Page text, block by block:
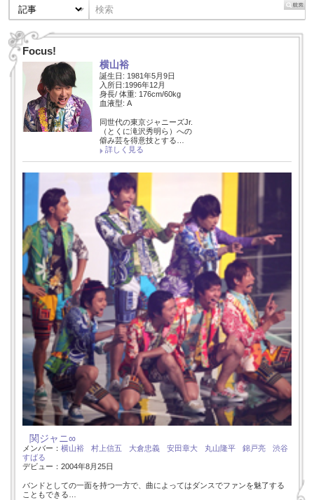
Focus!
横山裕
誕生日: 1981年5月9日
入所日:1996年12月
身長/ 体重: 176cm/60kg
血液型: A
同世代の東京ジャニーズJr.
（とくに滝沢秀明ら）への
僻み芸を得意技とする…
詳しく見る
関ジャニ∞
メンバー： 横山裕 村上信五 大倉忠義 安田章大 丸山隆平 錦戸亮
渋谷
すばる
デビュー：2004年8月25日
バンドとしての一面を持つ一方で、曲によってはダンスでファンを魅了する
こともできる…